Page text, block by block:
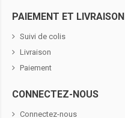
PAIEMENT ET LIVRAISON
Suivi de colis
Livraison
Paiement
CONNECTEZ-NOUS
Connectez-nous